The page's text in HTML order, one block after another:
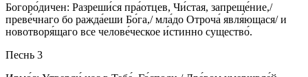
Богоро́дичен: Разреши́ся пра́отцев, Чи́стая, запреще́ние,/
преве́чнаго бо ражда́еши Бо́га,/ мла́до Отроча́ явля́ющася/ и
новотворя́щаго все челове́ческое и́стинно существо́.
Песнь 3